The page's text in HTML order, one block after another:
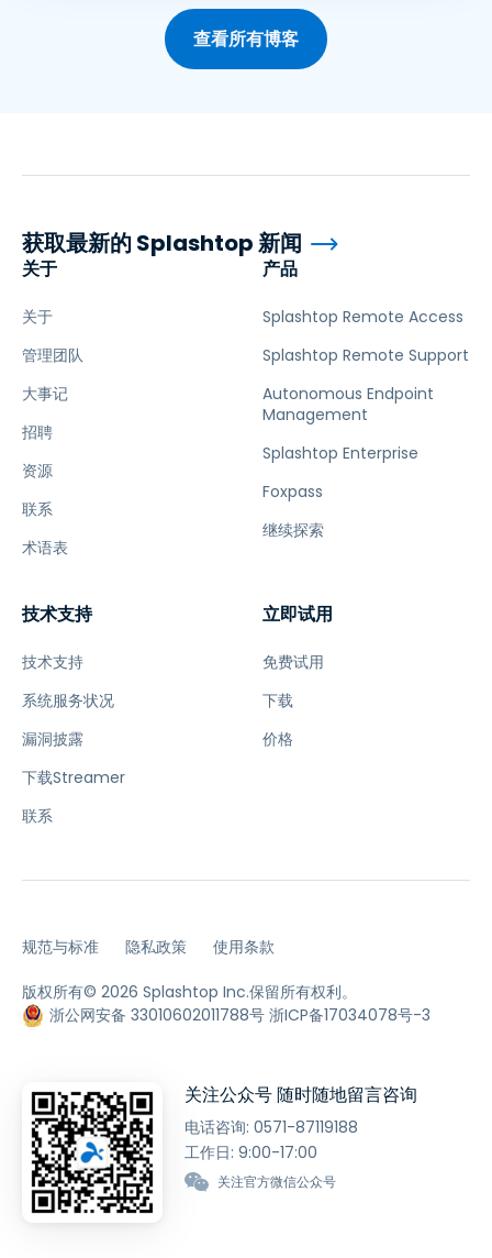
查看所有博客
关于
关于
管理团队
大事记
招聘
资源
联系
术语表
产品
Splashtop Remote Access
Splashtop Remote Support
Autonomous Endpoint
Management
Splashtop Enterprise
Foxpass
继续探索
技术支持
技术支持
系统服务状况
漏洞披露
下载Streamer
联系
立即试用
免费试用
下载
价格
获取最新的 Splashtop 新闻
规范与标准 隐私政策 使用条款
版权所有© 2026 Splashtop Inc.保留所有权利。
浙公网安备 33010602011788号 浙ICP备17034078号-3
关注公众号 随时随地留言咨询
电话咨询: 0571-87119188
工作日: 9:00-17:00
关注官方微信公众号